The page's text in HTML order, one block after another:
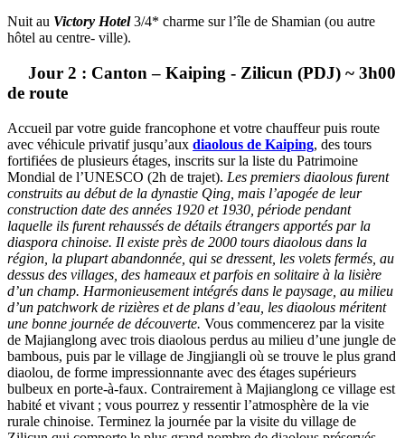
Nuit au Victory Hotel3/4* charme sur l’île de Shamian (ou autre
hôtel au centre- ville).
Jour 2 : Canton – Kaiping - Zilicun (PDJ) ~ 3h00
de route
Accueil par votre guide francophone et votre chauffeur puis route
avec véhicule privatif jusqu’aux diaolous de Kaiping, des tours
fortifiées de plusieurs étages, inscrits sur la liste du Patrimoine
Mondial de l’UNESCO (2h de trajet). Les premiers diaolous furent
construits au début de la dynastie Qing, mais l’apogée de leur
construction date des années 1920 et 1930, période pendant
laquelle ils furent rehaussés de détails étrangers apportés par la
diaspora chinoise. Il existe près de 2000 tours diaolous dans la
région, la plupart abandonnée, qui se dressent, les volets fermés, au
dessus des villages, des hameaux et parfois en solitaire à la lisière
d’un champ. Harmonieusement intégrés dans le paysage, au milieu
d’un patchwork de rizières et de plans d’eau, les diaolous méritent
une bonne journée de découverte. Vous commencerez par la visite
de Majianglong avec trois diaolous perdus au milieu d’une jungle de
bambous, puis par le village de Jingjiangli où se trouve le plus grand
diaolou, de forme impressionnante avec des étages supérieurs
bulbeux en porte-à-faux. Contrairement à Majianglong ce village est
habité et vivant ; vous pourrez y ressentir l’atmosphère de la vie
rurale chinoise. Terminez la journée par la visite du village de